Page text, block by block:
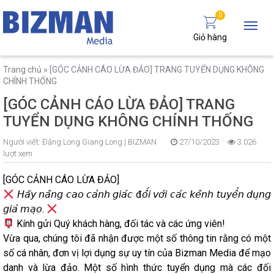
0
Giỏ hàng
Trang chủ » [GÓC CẢNH CÁO LỪA ĐẢO] TRANG TUYỂN DỤNG KHÔNG
CHÍNH THỐNG
[GÓC CẢNH CÁO LỪA ĐẢO] TRANG
TUYỂN DỤNG KHÔNG CHÍNH THỐNG
Người viết: Đặng Long Giang Long | BIZMAN 27/10/2023
3.026
lượt xem
[GÓC CẢNH CÁO LỪA ĐẢO]
𝘏𝘢̃𝘺 𝘯𝘢̂𝘯𝘨 𝘤𝘢𝘰 𝘤𝘢̉𝘯𝘩 𝘨𝘪𝘢́𝘤 đ𝘰̂́𝘪 𝘷𝘰̛́𝘪 𝘤𝘢́𝘤 𝘬𝘦̂𝘯𝘩 𝘵𝘶𝘺𝘦̂̉𝘯 𝘥𝘶̣𝘯𝘨
𝘨𝘪𝘢̉ 𝘮𝘢̣𝘰.
Kính gửi Quý khách hàng, đối tác và các ứng viên!
Vừa qua, chúng tôi đã nhận được một số thông tin rằng có một
số cá nhân, đơn vị lợi dụng sự uy tín của Bizman Media để mạo
danh và lừa đảo. Một số hình thức tuyển dụng mà các đối